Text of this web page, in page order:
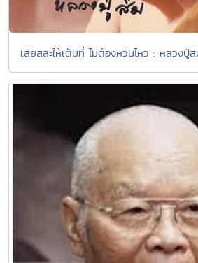
เสียสละให้เต็มที่ ไม่ต้องหวั่นไหว : หลวงปู่